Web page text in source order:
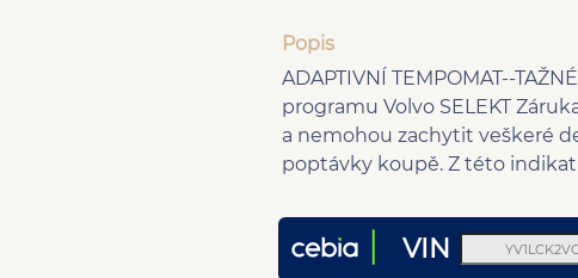
Popis
ADAPTIVNÍ TEMPOMAT--
programu Volvo SELEKT
a nemohou zachytit veškeré
poptávky koupě. Z této
VIN